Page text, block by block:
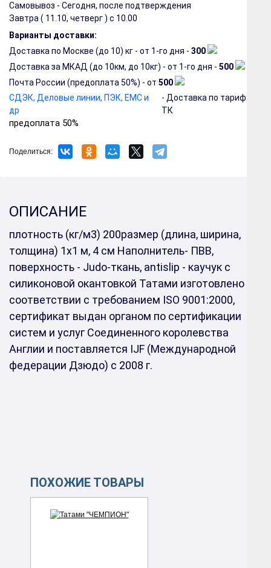
Самовывоз - Сегодня, после подтверждения
Завтра ( 11.10, четверг) с 10.00
Варианты доставки:
Доставка по Москве (до 10) кг - от 1-го дня - 300
Доставка за МКАД (до 10км, до 10кг) - от 1-го дня - 500
Почта России (предоплата 50%) - от 500
СДЭК, Деловые линии, ПЭК, EMC и
др
предоплата 50%
- Доставка по тарифу
ТК
Поделиться:
ОПИСАНИЕ
плотность (кг/м3) 200размер (длина, ширина,
толщина) 1х1 м, 4 см Наполнитель- ПВВ,
поверхность - Judo-ткань, antislip - каучук с
силиконовой окантовкой Татами изготовлено в
соответствии с требованием ISO 9001:2000,
сертификат выдан органом по сертификации
систем и услуг Соединенного королевства
Англии и поставляется IJF (Международной
федерации Дзюдо) с 2008 г.
ПОХОЖИЕ ТОВАРЫ